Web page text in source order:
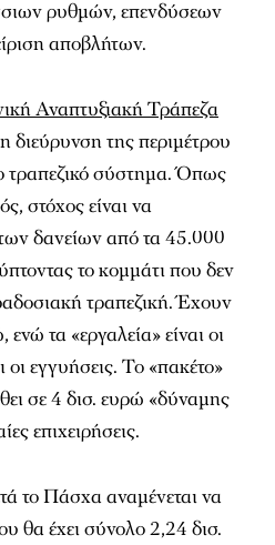
ρυθμών, επενδύσεων
αποβλήτων.
Αναπτυξιακή Τράπεζα
η διεύρυνση της περιμέτρου
σύστημα. Όπως
στόχος είναι να
δανείων από τα 45.000
το κομμάτι που δεν
τραπεζική. Έχουν
τα «εργαλεία» είναι οι
οι εγγυήσεις. Το «πακέτο»
σε 4 δισ. ευρώ «δύναμης
επιχειρήσεις.
το Πάσχα αναμένεται να
θα έχει σύνολο 2,24 δισ.